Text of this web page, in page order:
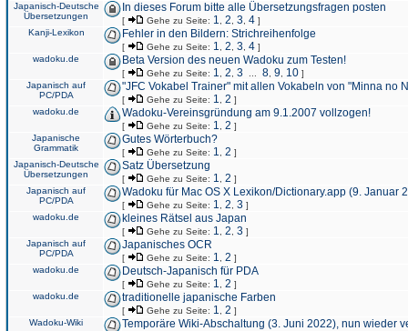
Japanisch-Deutsche
Übersetzungen
In dieses Forum bitte alle Übersetzungsfragen posten
[ Gehe zu Seite: 1 2 3 4 ]
Kanji-Lexikon
Fehler in den Bildern: Strichreihenfolge
[ Gehe zu Seite: 1 2 3 4 ]
wadoku.de
Beta Version des neuen Wadoku zum Testen!
[ Gehe zu Seite: 1 2 3 8 9 10 ]
Japanisch auf
PC/PDA
"JFC Vokabel Trainer" mit allen Vokabeln von "Minna no
[ Gehe zu Seite: 1 2 ]
wadoku.de
Wadoku-Vereinsgründung am 9.1.2007 vollzogen!
[ Gehe zu Seite: 1 2 ]
Japanische
Grammatik
Gutes Wörterbuch?
[ Gehe zu Seite: 1 2 ]
Japanisch-Deutsche
Übersetzungen
Satz Übersetzung
[ Gehe zu Seite: 1 2 ]
Japanisch auf
PC/PDA
Wadoku für Mac OS X Lexikon/Dictionary.app (9. Januar
[ Gehe zu Seite: 1 2 3 ]
wadoku.de
kleines Rätsel aus Japan
[ Gehe zu Seite: 1 2 3 ]
Japanisch auf
PC/PDA
Japanisches OCR
[ Gehe zu Seite: 1 2 ]
wadoku.de
Deutsch-Japanisch für PDA
[ Gehe zu Seite: 1 2 ]
wadoku.de
traditionelle japanische Farben
[ Gehe zu Seite: 1 2 ]
Wadoku-Wiki
Temporäre Wiki-Abschaltung (3. Juni 2022), nun wieder